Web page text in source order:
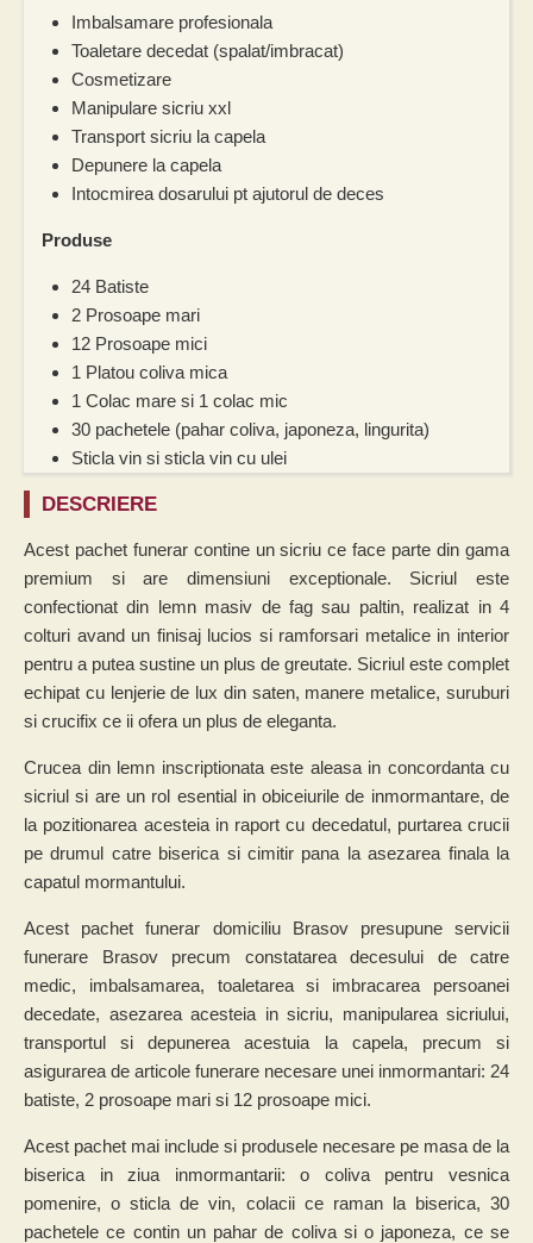
Imbalsamare profesionala
Toaletare decedat (spalat/imbracat)
Cosmetizare
Manipulare sicriu xxl
Transport sicriu la capela
Depunere la capela
Intocmirea dosarului pt ajutorul de deces
Produse
24 Batiste
2 Prosoape mari
12 Prosoape mici
1 Platou coliva mica
1 Colac mare si 1 colac mic
30 pachetele (pahar coliva, japoneza, lingurita)
Sticla vin si sticla vin cu ulei
DESCRIERE
Acest pachet funerar contine un sicriu ce face parte din gama
premium si are dimensiuni exceptionale. Sicriul este
confectionat din lemn masiv de fag sau paltin, realizat in 4
colturi avand un finisaj lucios si ramforsari metalice in interior
pentru a putea sustine un plus de greutate. Sicriul este complet
echipat cu lenjerie de lux din saten, manere metalice, suruburi
si crucifix ce ii ofera un plus de eleganta.
Crucea din lemn inscriptionata este aleasa in concordanta cu
sicriul si are un rol esential in obiceiurile de inmormantare, de
la pozitionarea acesteia in raport cu decedatul, purtarea crucii
pe drumul catre biserica si cimitir pana la asezarea finala la
capatul mormantului.
Acest pachet funerar domiciliu Brasov presupune servicii
funerare Brasov precum constatarea decesului de catre
medic, imbalsamarea, toaletarea si imbracarea persoanei
decedate, asezarea acesteia in sicriu, manipularea sicriului,
transportul si depunerea acestuia la capela, precum si
asigurarea de articole funerare necesare unei inmormantari: 24
batiste, 2 prosoape mari si 12 prosoape mici.
Acest pachet mai include si produsele necesare pe masa de la
biserica in ziua inmormantarii: o coliva pentru vesnica
pomenire, o sticla de vin, colacii ce raman la biserica, 30
pachetele ce contin un pahar de coliva si o japoneza, ce se